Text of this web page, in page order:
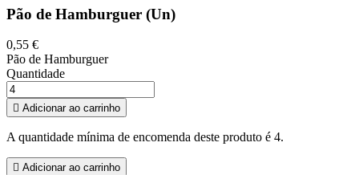
Pão de Hamburguer (Un)
0,55 €
Pão de Hamburguer
Quantidade
 Adicionar ao carrinho
A quantidade mínima de encomenda deste produto é 4.
 Adicionar ao carrinho